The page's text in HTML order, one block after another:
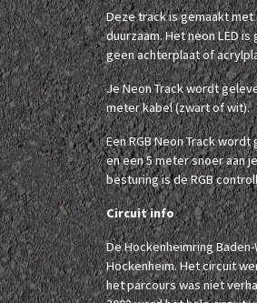
Deze track is gemaakt
duurzaam. Het neon LED
geen achterplaat of
Je Neon Track wordt
meter kabel (zwart of wit).
Een RGB Neon Track
en een 5 meter snoer aan
besturing is de RGB
Circuit info
De Hockenheimring
Hockenheim. Het circuit
het parcours was niet